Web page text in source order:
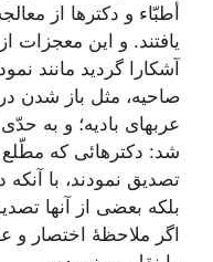
أطبّاء و دکترها از
یافتند. و این‌ معجزات‌
آشکارا گردید مانند
صاحیه‌، مثل‌ باز شدن‌
عربهای‌ بادیه‌؛ و به‌
شد: دکترهائی‌ که‌
تصدیق‌ نمودند، با
بلکه‌ بعضی‌ از آنها
اگر ملاحظۀ اختصار و